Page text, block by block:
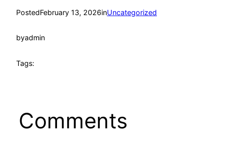
PostedFebruary 13, 2026inUncategorized
byadmin
Tags:
Comments